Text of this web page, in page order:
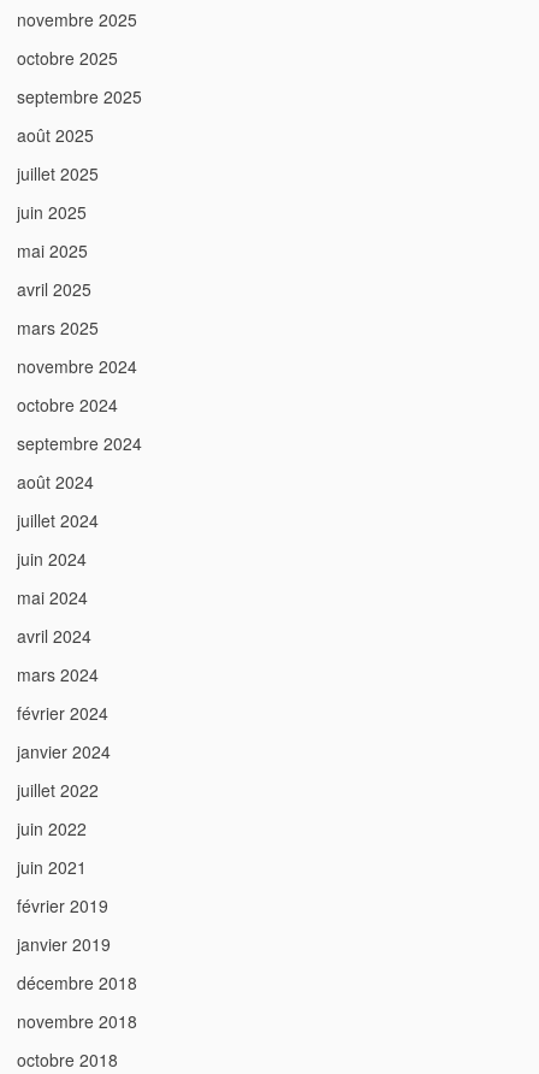
novembre 2025
octobre 2025
septembre 2025
août 2025
juillet 2025
juin 2025
mai 2025
avril 2025
mars 2025
novembre 2024
octobre 2024
septembre 2024
août 2024
juillet 2024
juin 2024
mai 2024
avril 2024
mars 2024
février 2024
janvier 2024
juillet 2022
juin 2022
juin 2021
février 2019
janvier 2019
décembre 2018
novembre 2018
octobre 2018